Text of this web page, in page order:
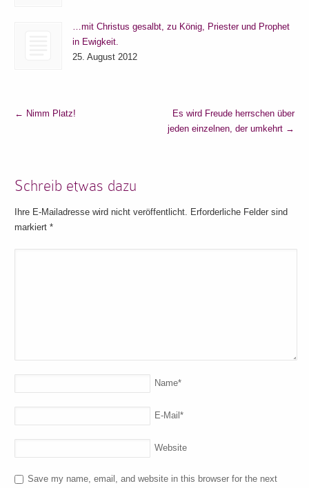
…mit Christus gesalbt, zu König, Priester und Prophet
in Ewigkeit.
25. August 2012
← Nimm Platz!
Es wird Freude herrschen über
jeden einzelnen, der umkehrt →
Schreib etwas dazu
Ihre E-Mailadresse wird nicht veröffentlicht. Erforderliche Felder sind
markiert*
Name*
E-Mail*
Website
Save my name, email, and website in this browser for the next